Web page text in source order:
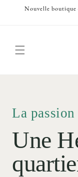
passer
Nouvelle
La passion
Une